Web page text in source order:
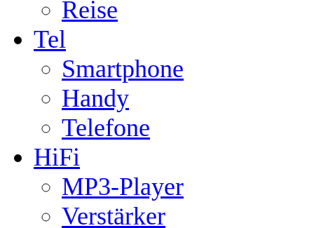
Reise
Tel
Smartphone
Handy
Telefone
HiFi
MP3-Player
Verstärker